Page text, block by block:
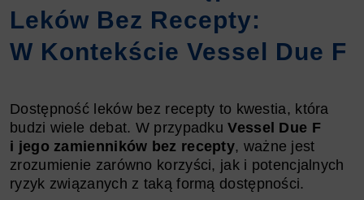
Leków Bez Recepty:
W Kontekście Vessel Due F
Dostępność leków bez recepty to kwestia, która
budzi wiele debat. W przypadkuVessel Due F
i jego zamienników bez recepty, ważne jest
zrozumienie zarówno korzyści, jak i potencjalnych
ryzyk związanych z taką formą dostępności.